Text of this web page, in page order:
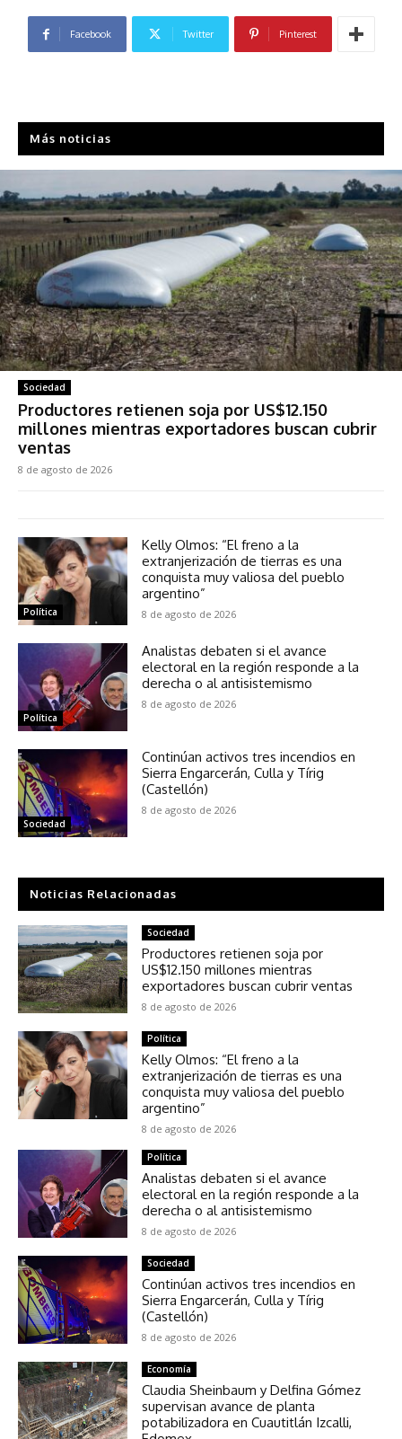
Facebook Twitter Pinterest
Más noticias
Sociedad
Productores retienen soja por US$12.150
millones mientras exportadores buscan cubrir
ventas
8 de agosto de 2026
Política
Kelly Olmos: “El freno a la
extranjerización de tierras es una
conquista muy valiosa del pueblo
argentino”
8 de agosto de 2026
Política
Analistas debaten si el avance
electoral en la región responde a la
derecha o al antisistemismo
8 de agosto de 2026
Sociedad
Continúan activos tres incendios en
Sierra Engarcerán, Culla y Tírig
(Castellón)
8 de agosto de 2026
Noticias Relacionadas
Sociedad
Productores retienen soja por
US$12.150 millones mientras
exportadores buscan cubrir ventas
8 de agosto de 2026
Política
Kelly Olmos: “El freno a la
extranjerización de tierras es una
conquista muy valiosa del pueblo
argentino”
8 de agosto de 2026
Política
Analistas debaten si el avance
electoral en la región responde a la
derecha o al antisistemismo
8 de agosto de 2026
Sociedad
Continúan activos tres incendios en
Sierra Engarcerán, Culla y Tírig
(Castellón)
8 de agosto de 2026
Economía
Claudia Sheinbaum y Delfina Gómez
supervisan avance de planta
potabilizadora en Cuautitlán Izcalli,